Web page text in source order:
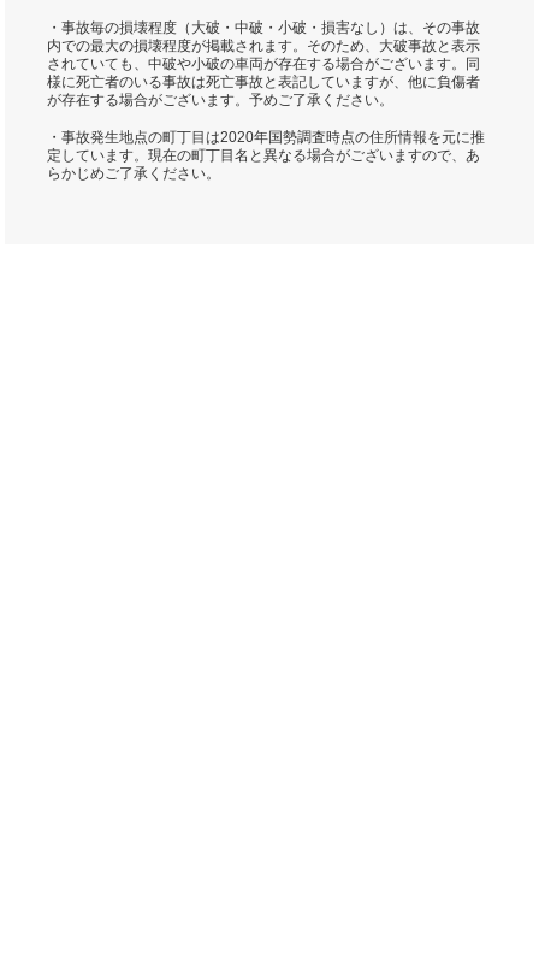
・事故毎の損壊程度（大破・中破・小破・損害なし）は、その事故
内での最大の損壊程度が掲載されます。そのため、大破事故と表示
されていても、中破や小破の車両が存在する場合がございます。同
様に死亡者のいる事故は死亡事故と表記していますが、他に負傷者
が存在する場合がございます。予めご了承ください。
・事故発生地点の町丁目は2020年国勢調査時点の住所情報を元に推
定しています。現在の町丁目名と異なる場合がございますので、あ
らかじめご了承ください。